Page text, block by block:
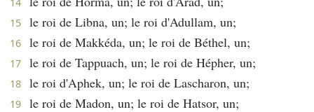
15 le roi de Libna, un; le roi d'Adullam, un;
16 le roi de Makkéda, un; le roi de Béthel, un;
17 le roi de Tappuach, un; le roi de Hépher, un;
18 le roi d'Aphek, un; le roi de Lascharon, un;
19 le roi de Madon, un; le roi de Hatsor, un;